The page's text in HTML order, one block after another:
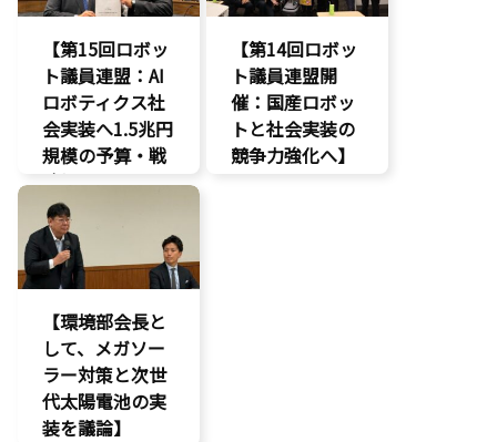
【第15回ロボッ
ト議員連盟：AI
ロボティクス社
会実装へ1.5兆円
規模の予算・戦
略提言】
AI
最先端技術
経済政策
製造業
議員連盟
【第14回ロボッ
ト議員連盟開
催：国産ロボッ
トと社会実装の
競争力強化へ】
【環境部会長と
して、メガソー
ラー対策と次世
代太陽電池の実
装を議論】